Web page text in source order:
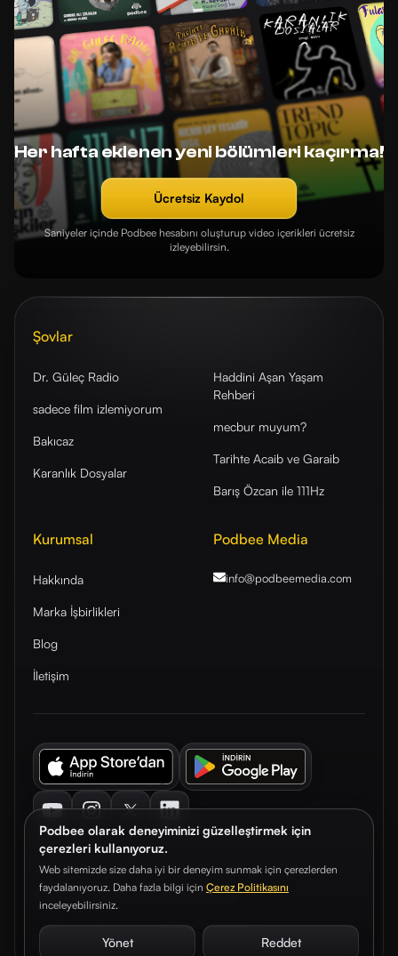
Podbee olarak deneyiminizi güzelleştirmek için
çerezleri kullanıyoruz.
Web sitemizde size daha iyi bir deneyim sunmak için çerezlerden
faydalanıyoruz. Daha fazla bilgi için Çerez Politikasını
inceleyebilirsiniz.
Yönet Reddet
Her hafta eklenen yeni bölümleri kaçırma!
Ücretsiz Kaydol
Saniyeler içinde Podbee hesabını oluşturup video içerikleri ücretsiz
izleyebilirsin.
Şovlar
Dr. Güleç Radio
sadece film izlemiyorum
Bakıcaz
Karanlık Dosyalar
Haddini Aşan Yaşam
Rehberi
mecbur muyum?
Tarihte Acaib ve Garaib
Barış Özcan ile 111Hz
Kurumsal
Hakkında
Marka İşbirlikleri
Blog
İletişim
Podbee Media
info@podbeemedia.com
© 2026. Podbee Media. Tüm hakları saklıdır.
Çerez TercihleriAydınlatma Metni Gizlilik Sözleşmesi